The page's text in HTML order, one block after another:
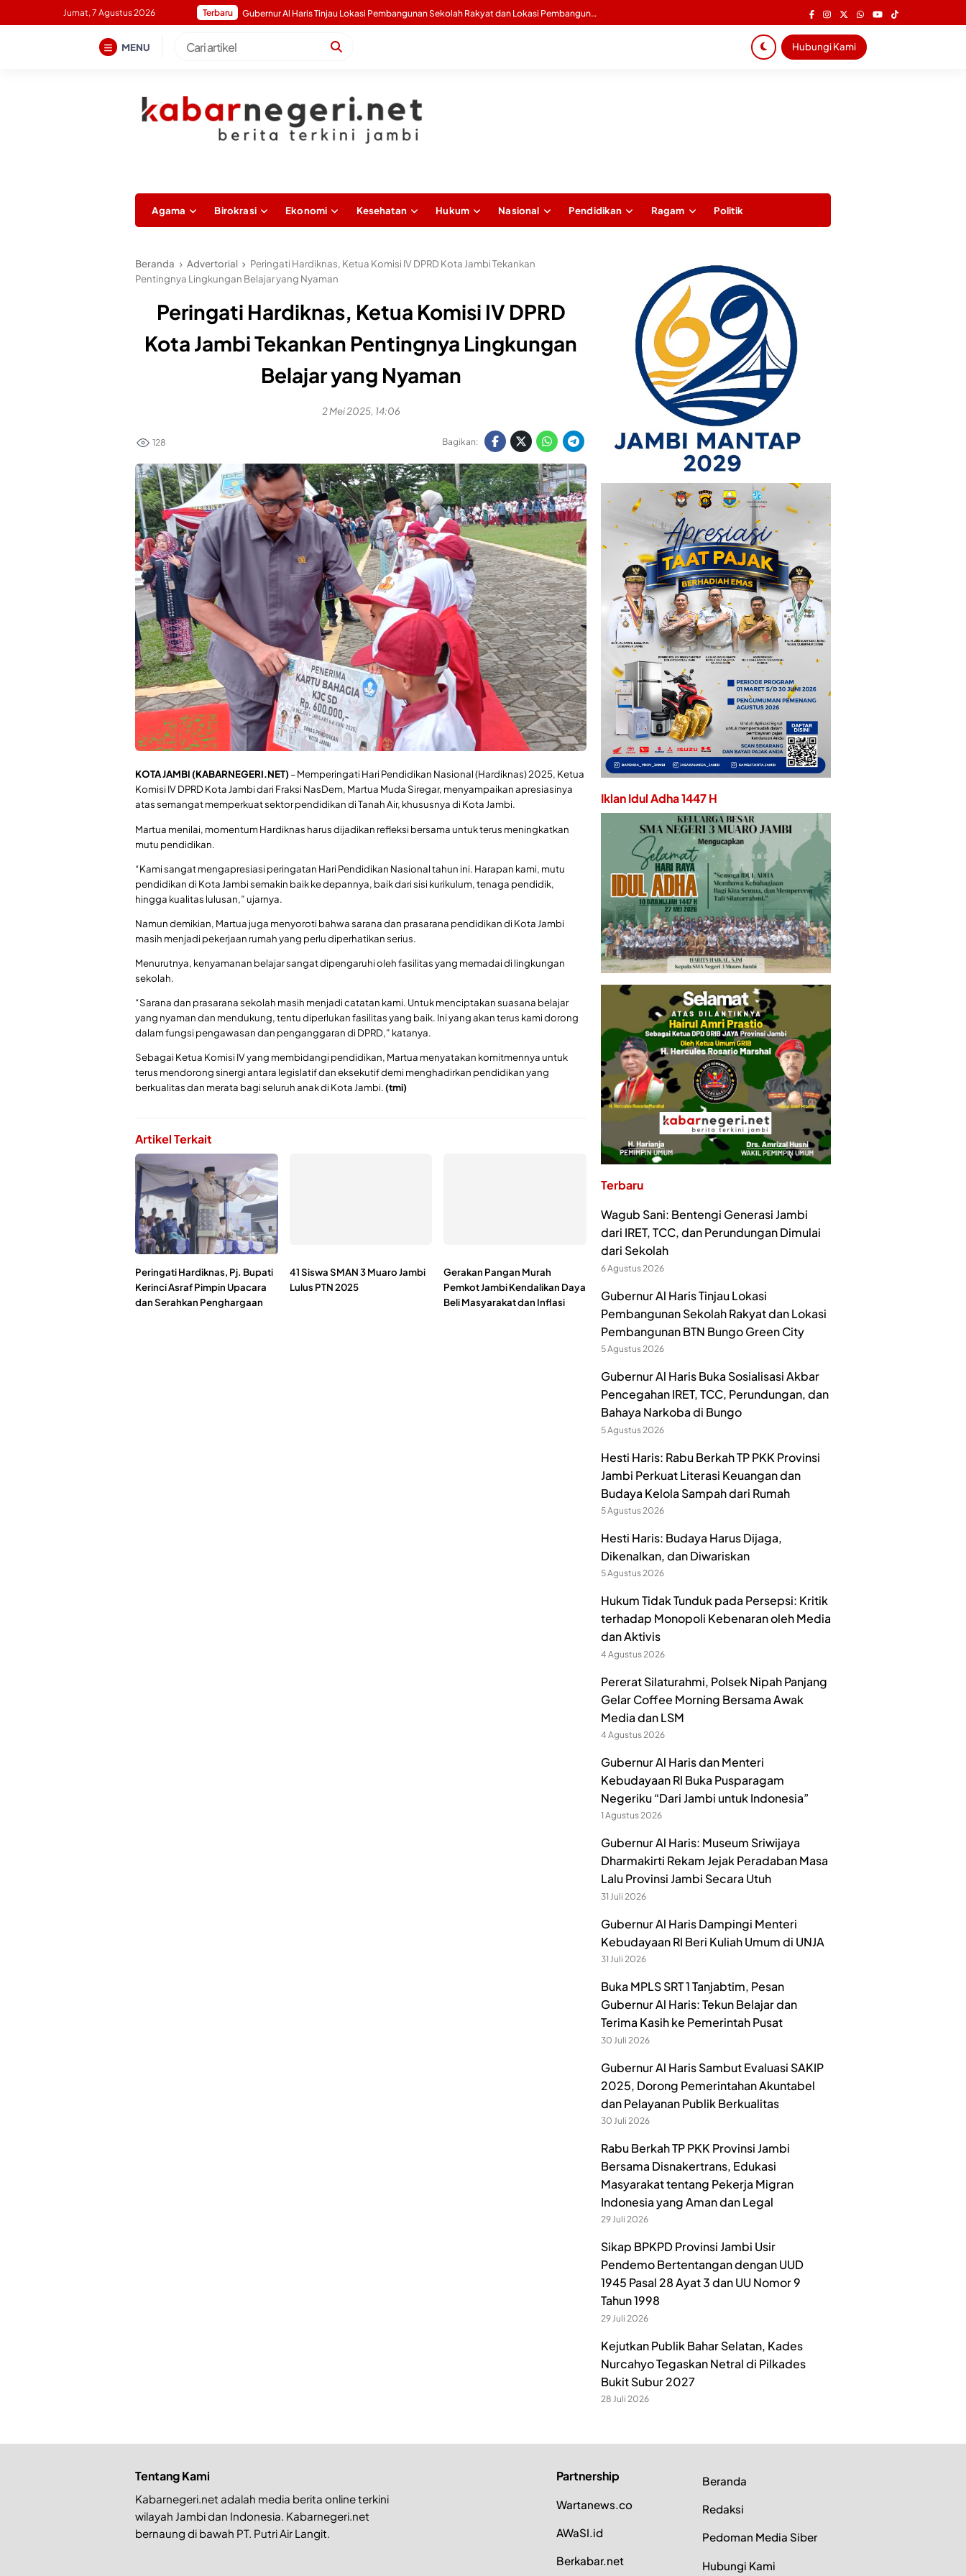
to
Jumat, 7 Agustus 2026 Terbaru Gubernur Al Haris Buka Sosialisasi Akbar Pencegahan IRET, TCC, Perundungan, dan Bahaya Narkoba di Bungo
MENU Hubungi Kami
Agama Birokrasi Ekonomi Kesehatan Hukum Nasional Pendidikan Ragam Politik
Beranda Advertorial
Peringati Hardiknas, Ketua Komisi IV DPRD Kota Jambi Tekankan
Pentingnya Lingkungan Belajar yang Nyaman
Peringati Hardiknas, Ketua Komisi IV DPRD
Kota Jambi Tekankan Pentingnya Lingkungan
Belajar yang Nyaman
2 Mei 2025, 14:06
128 Bagikan:
KOTA JAMBI(KABARNEGERI.NET)– Memperingati Hari Pendidikan Nasional (Hardiknas) 2025, Ketua
Komisi IV DPRD Kota Jambi dari Fraksi NasDem, Martua Muda Siregar, menyampaikan apresiasinya
atas semangat memperkuat sektor pendidikan di Tanah Air, khususnya di Kota Jambi.
Martua menilai, momentum Hardiknas harus dijadikan refleksi bersama untuk terus meningkatkan
mutu pendidikan.
“Kami sangat mengapresiasi peringatan Hari Pendidikan Nasional tahun ini. Harapan kami, mutu
pendidikan di Kota Jambi semakin baik ke depannya, baik dari sisi kurikulum, tenaga pendidik,
hingga kualitas lulusan,” ujarnya.
Namun demikian, Martua juga menyoroti bahwa sarana dan prasarana pendidikan di Kota Jambi
masih menjadi pekerjaan rumah yang perlu diperhatikan serius.
Menurutnya, kenyamanan belajar sangat dipengaruhi oleh fasilitas yang memadai di lingkungan
sekolah.
“Sarana dan prasarana sekolah masih menjadi catatan kami. Untuk menciptakan suasana belajar
yang nyaman dan mendukung, tentu diperlukan fasilitas yang baik. Ini yang akan terus kami dorong
dalam fungsi pengawasan dan penganggaran di DPRD,” katanya.
Sebagai Ketua Komisi IV yang membidangi pendidikan, Martua menyatakan komitmennya untuk
terus mendorong sinergi antara legislatif dan eksekutif demi menghadirkan pendidikan yang
berkualitas dan merata bagi seluruh anak di Kota Jambi.(tmi)
Artikel Terkait
Peringati Hardiknas, Pj. Bupati
Kerinci Asraf Pimpin Upacara
dan Serahkan Penghargaan
41 Siswa SMAN 3 Muaro Jambi
Lulus PTN 2025
Gerakan Pangan Murah
Pemkot Jambi Kendalikan Daya
Beli Masyarakat dan Inflasi
Iklan Idul Adha 1447 H
Terbaru
Wagub Sani: Bentengi Generasi Jambi
dari IRET, TCC, dan Perundungan Dimulai
dari Sekolah
6 Agustus 2026
Gubernur Al Haris Tinjau Lokasi
Pembangunan Sekolah Rakyat dan Lokasi
Pembangunan BTN Bungo Green City
5 Agustus 2026
Gubernur Al Haris Buka Sosialisasi Akbar
Pencegahan IRET, TCC, Perundungan, dan
Bahaya Narkoba di Bungo
5 Agustus 2026
Hesti Haris: Rabu Berkah TP PKK Provinsi
Jambi Perkuat Literasi Keuangan dan
Budaya Kelola Sampah dari Rumah
5 Agustus 2026
Hesti Haris: Budaya Harus Dijaga,
Dikenalkan, dan Diwariskan
5 Agustus 2026
Hukum Tidak Tunduk pada Persepsi: Kritik
terhadap Monopoli Kebenaran oleh Media
dan Aktivis
4 Agustus 2026
Pererat Silaturahmi, Polsek Nipah Panjang
Gelar Coffee Morning Bersama Awak
Media dan LSM
4 Agustus 2026
Gubernur Al Haris dan Menteri
Kebudayaan RI Buka Pusparagam
Negeriku “Dari Jambi untuk Indonesia”
1 Agustus 2026
Gubernur Al Haris: Museum Sriwijaya
Dharmakirti Rekam Jejak Peradaban Masa
Lalu Provinsi Jambi Secara Utuh
31 Juli 2026
Gubernur Al Haris Dampingi Menteri
Kebudayaan RI Beri Kuliah Umum di UNJA
31 Juli 2026
Buka MPLS SRT 1 Tanjabtim, Pesan
Gubernur Al Haris: Tekun Belajar dan
Terima Kasih ke Pemerintah Pusat
30 Juli 2026
Gubernur Al Haris Sambut Evaluasi SAKIP
2025, Dorong Pemerintahan Akuntabel
dan Pelayanan Publik Berkualitas
30 Juli 2026
Rabu Berkah TP PKK Provinsi Jambi
Bersama Disnakertrans, Edukasi
Masyarakat tentang Pekerja Migran
Indonesia yang Aman dan Legal
29 Juli 2026
Sikap BPKPD Provinsi Jambi Usir
Pendemo Bertentangan dengan UUD
1945 Pasal 28 Ayat 3 dan UU Nomor 9
Tahun 1998
29 Juli 2026
Kejutkan Publik Bahar Selatan, Kades
Nurcahyo Tegaskan Netral di Pilkades
Bukit Subur 2027
28 Juli 2026
Tentang Kami
Kabarnegeri.net adalah media berita online terkini
wilayah Jambi dan Indonesia. Kabarnegeri.net
bernaung di bawah PT. Putri Air Langit.
Partnership
Wartanews.co
AWaSI.id
Berkabar.net
Beranda
Redaksi
Pedoman Media Siber
Hubungi Kami